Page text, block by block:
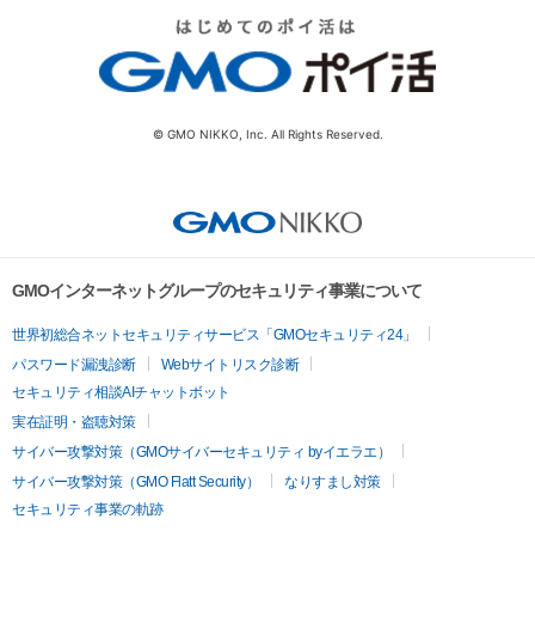
© GMO NIKKO, Inc. All Rights Reserved.
GMOインターネットグループのセキュリティ事業について
世界初総合ネットセキュリティサービス「GMOセキュリティ24」
パスワード漏洩診断
Webサイトリスク診断
セキュリティ相談AIチャットボット
実在証明・盗聴対策
サイバー攻撃対策（GMOサイバーセキュリティ byイエラエ）
サイバー攻撃対策（GMO Flatt Security）
なりすまし対策
セキュリティ事業の軌跡